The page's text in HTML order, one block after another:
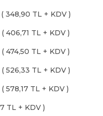
348,90 TL + KDV )
406,71 TL + KDV )
474,50 TL + KDV )
526,33 TL + KDV )
TL + KDV )
TL + KDV )